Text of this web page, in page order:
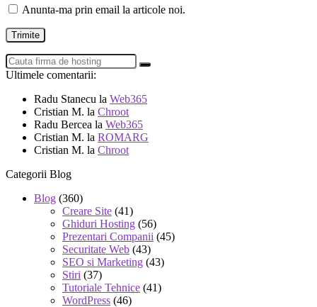
Anunta-ma prin email la articole noi.
Ultimele comentarii:
Radu Stanecu la Web365
Cristian M. la Chroot
Radu Bercea la Web365
Cristian M. la ROMARG
Cristian M. la Chroot
Categorii Blog
Blog (360)
Creare Site (41)
Ghiduri Hosting (56)
Prezentari Companii (45)
Securitate Web (43)
SEO si Marketing (43)
Stiri (37)
Tutoriale Tehnice (41)
WordPress (46)